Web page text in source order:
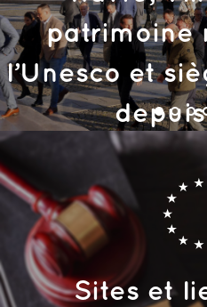
patrimoine
et
depuis
Sites et